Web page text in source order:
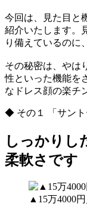
今回は、見た目と
紹介いたします。
り備えているのに
その秘密は、やは
性といった機能を
なドレス顔の楽チ
◆ その１ 「サント
しっかりし
柔軟さです
▲15万4000